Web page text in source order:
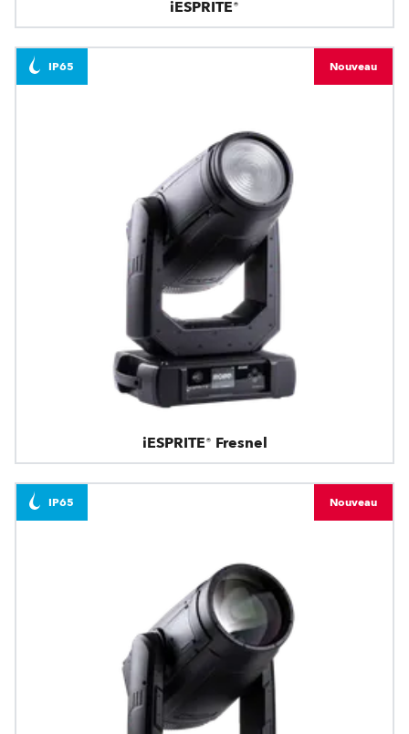
iESPRITE®
iESPRITE® Fresnel
IP65 Nouveau
IP65 Nouveau